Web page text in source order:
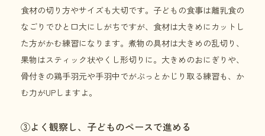
食材の切り方やサイズも大切です。子どもの食事は離乳食の
なごりでひと口大にしがちですが、食材は大きめにカットし
た方がかむ練習になります。煮物の具材は大きめの乱切り、
果物はスティック状やくし形切りに。大きめのおにぎりや、
骨付きの鶏手羽元や手羽中でがぶっとかじり取る練習も、か
む力がUPしますよ。
③よく観察し、子どものペースで進める